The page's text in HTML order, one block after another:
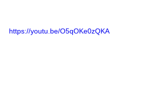
https://youtu.be/O5qOKe0zQKA